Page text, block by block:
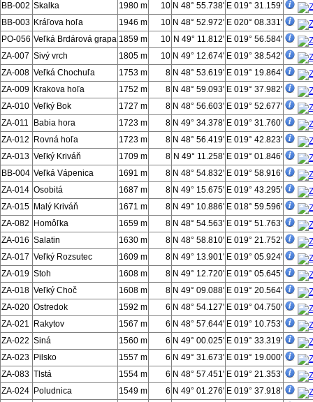
BB-002 Skalka 1980 m 10 N 48° 55.738' E 019° 31.159'
BB-003 Kráľova hoľa 1946 m 10 N 48° 52.972' E 020° 08.331'
PO-056 Veľká Brdárová grapa 1859 m 10 N 49° 11.812' E 019° 56.584'
ZA-007 Sivý vrch 1805 m 10 N 49° 12.674' E 019° 38.542'
ZA-008 Veľká Chochuľa 1753 m 8 N 48° 53.619' E 019° 19.864'
ZA-009 Krakova hoľa 1752 m 8 N 48° 59.093' E 019° 37.982'
ZA-010 Veľký Bok 1727 m 8 N 48° 56.603' E 019° 52.677'
ZA-011
Babia hora 1723 m 8 N 49° 34.378' E 019° 31.760'
ZA-012
Rovná hoľa 1723 m 8 N 48° 56.419' E 019° 42.823'
ZA-013 Veľký Kriváň 1709 m 8 N 49° 11.258' E 019° 01.846'
BB-004 Veľká Vápenica 1691 m 8 N 48° 54.832' E 019° 58.916'
ZA-014 Osobitá 1687 m 8 N 49° 15.675' E 019° 43.295'
ZA-015 Malý Kriváň 1671 m 8 N 49° 10.886' E 018° 59.596'
ZA-082
Homôľka 1659 m 8 N 48° 54.563' E 019° 51.763'
ZA-016 Salatin 1630 m 8 N 48° 58.810' E 019° 21.752'
ZA-017 Veľký Rozsutec 1609 m 8 N 49° 13.901' E 019° 05.924'
ZA-019 Stoh 1608 m 8 N 49° 12.720' E 019° 05.645'
ZA-018 Veľký Choč 1608 m 8 N 49° 09.088' E 019° 20.564'
ZA-020 Ostredok 1592 m 6 N 48° 54.127' E 019° 04.750'
ZA-021
Rakytov 1567 m 6 N 48° 57.644' E 019° 10.753'
ZA-022 Siná 1560 m 6 N 49° 00.025' E 019° 33.319'
ZA-023 Pilsko 1557 m 6 N 49° 31.673' E 019° 19.000'
ZA-083 Tlstá 1554 m 6 N 48° 57.451' E 019° 21.353'
ZA-024 Poludnica 1549 m 6 N 49° 01.276' E 019° 37.918'